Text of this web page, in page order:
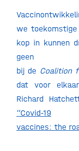
we
kop in kunnen
bij de Coalition
dat voor
Richard
“Covid-19
vaccines: the